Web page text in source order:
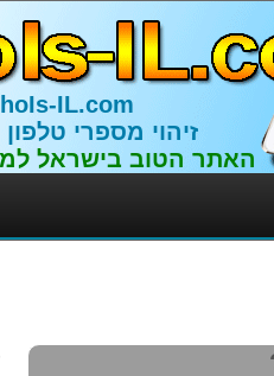
IL.com
זיהוי מספרי
האתר הטוב בישראל